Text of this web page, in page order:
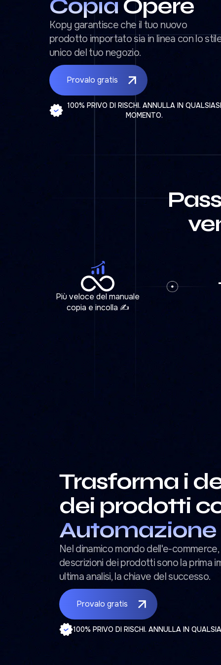
Copia Opere
Kopy garantisce che il tuo nuovo
prodotto importato sia in linea con lo
unico del tuo negozio.
Provalo gratis
100% PRIVO DI RISCHI. ANNULLA IN
MOMENTO.
Più veloce del manuale
copia e incolla ✍️
Trasforma i
dei prodotti
Automazione
Nel dinamico mondo dell'e-
descrizioni dei prodotti sono la prima
ultima analisi, la chiave del successo.
Provalo gratis
100% PRIVO DI RISCHI. ANNULLA IN